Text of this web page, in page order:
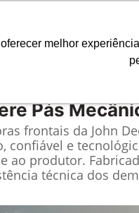
melhor
Pás
frontais da John
confiável e
ao produtor.
técnica dos